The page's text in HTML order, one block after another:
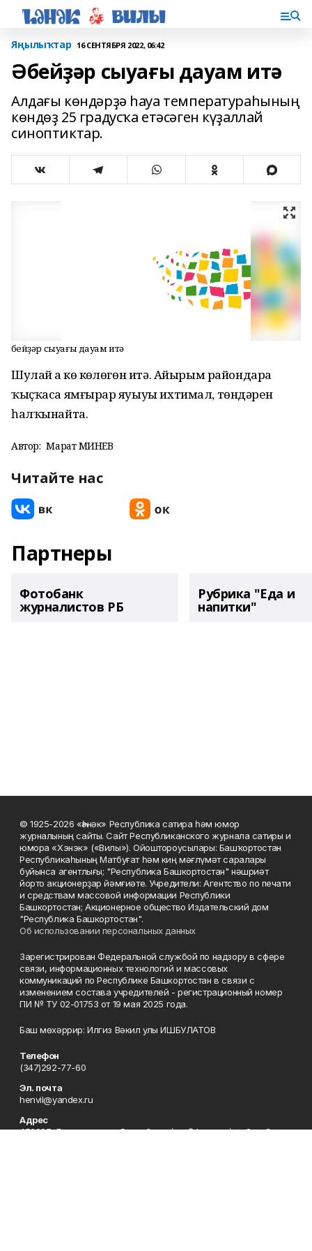
Яңылыҡтар 16 СЕНТЯБРЯ 2022, 06:42
Әбейҙәр сыуағы дауам итә
Алдағы көндәрҙә һауа температураһының
көндөҙ 25 градусҡа етәсәген күҙаллай
синоптиктар.
Әбейҙәр сыуағы дауам итә
Шулай ҙа көҙ көҙлөгөн итә. Айырым райондарҙа
ҡыҫҡаса ямғырҙар яуыуы ихтимал, төндәрен
һалҡынайта.
Автор: Марат ӘМИНЕВ
Читайте нас
Партнеры
Фотобанк
журналистов РБ
Рубрика "Еда и
напитки"
© 1925-2026 «Һәнәк» Республика сатира һәм юмор
журналының сайты. Сайт Республиканского журнала сатиры и
юмора «Хэнэк» («Вилы»). Ойоштороусылары: Башҡортостан
Республикаһының Матбуғат һәм киң мәғлүмәт саралары
буйынса агентлығы; "Республика Башкортостан" нәшриәт
йорто акционерҙар йәмғиәте. Учредители: Агентство по печати
и средствам массовой информации Республики
Башкортостан; Акционерное общество Издательский дом
"Республика Башкортостан".
Об использовании персональных данных
Зарегистрирован Федеральной службой по надзору в сфере
связи, информационных технологий и массовых
коммуникаций по Республике Башкортостан в связи с
изменением состава учредителей - регистрационный номер
ПИ № ТУ 02-01753 от 19 мая 2025 года.
Баш мөхәррир: Илгиз Вәкил улы ИШБУЛАТОВ
Телефон
(347)292-77-60
Эл. почта
henvil@yandex.ru
Адрес
450005, Башҡортостан Республикаһы, Өфө ҡалаһы, Октябрҙең